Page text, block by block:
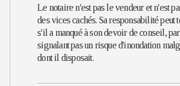
Le notaire n'est pas le vendeur et n'est
des vices cachés. Sa responsabilité peut
s'il a manqué à son devoir de conseil,
signalant pas un risque d'inondation
dont il disposait.